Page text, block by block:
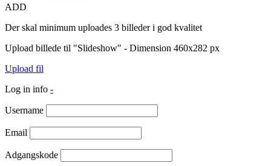
ADD
Der skal minimum uploades 3 billeder i god kvalitet
Upload billede til "Slideshow" - Dimension 460x282 px
Upload fil
Log in info -
Username
Email
Adgangskode